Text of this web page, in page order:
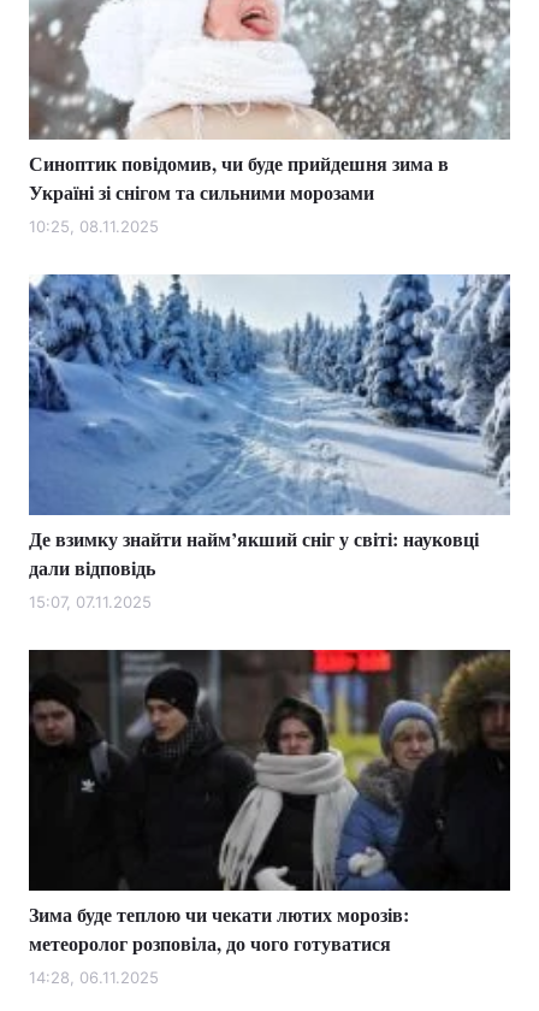
Синоптик повідомив, чи буде прийдешня зима в
Україні зі снігом та сильними морозами
10:25, 08.11.2025
Де взимку знайти найм’якший сніг у світі: науковці
дали відповідь
15:07, 07.11.2025
Зима буде теплою чи чекати лютих морозів:
метеоролог розповіла, до чого готуватися
14:28, 06.11.2025